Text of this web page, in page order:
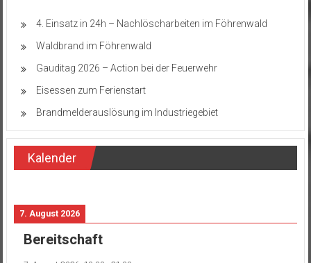
4. Einsatz in 24h – Nachlöscharbeiten im Föhrenwald
Waldbrand im Föhrenwald
Gauditag 2026 – Action bei der Feuerwehr
Eisessen zum Ferienstart
Brandmelderauslösung im Industriegebiet
Kalender
7. August 2026
Bereitschaft